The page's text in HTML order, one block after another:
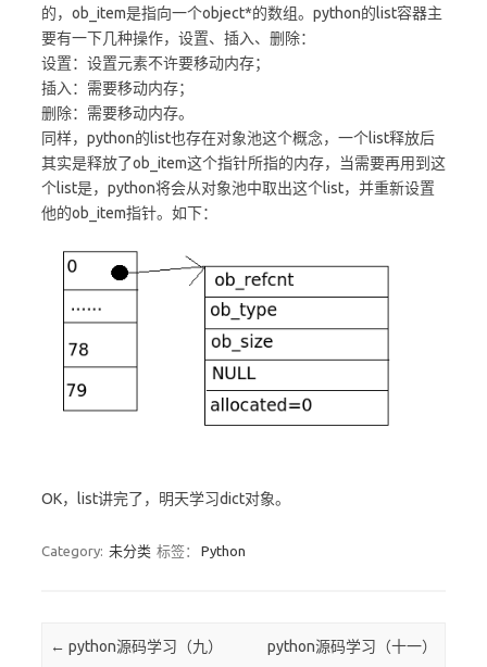
的，ob_item是指向一个object*的数组。python的list容器主
要有一下几种操作，设置、插入、删除：
设置：设置元素不许要移动内存；
插入：需要移动内存；
删除：需要移动内存。
同样，python的list也存在对象池这个概念，一个list释放后
其实是释放了ob_item这个指针所指的内存，当需要再用到这
个list是，python将会从对象池中取出这个list，并重新设置
他的ob_item指针。如下：
OK，list讲完了，明天学习dict对象。
Category: 未分类 标签： Python
Post navigation
← python源码学习（九）
python源码学习（十一）